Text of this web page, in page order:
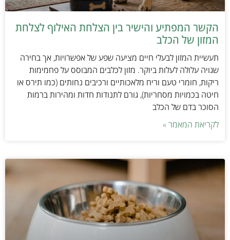
הקשר המפתיע והישיר בין הצלחת האילוף לצלחת
המזון של הכלב
תעשיית המזון לבעלי חיים מציעה שפע של אפשרויות, אך בחירה
שגויה עלולה לעלות ביוקר. מזון לכלבים המבוסס על פחמימות
ריקות, חומרי טעם וריח מלאכותיים ורכיבים נחותים (כמו תירס או
חיטה בכמויות מסחריות), גורם לתנודות חדות ומהירות ברמות
הסוכר בדם של הכלב
לקריאת המאמר »